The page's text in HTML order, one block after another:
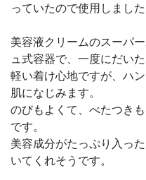
っていたので使用しました
美容液クリームのスーパ
ュ式容器で、一度にだい
軽い着け心地ですが、ハ
肌になじみます。
のびもよくて、べたつき
です。
美容成分がたっぷり入っ
いてくれそうです。